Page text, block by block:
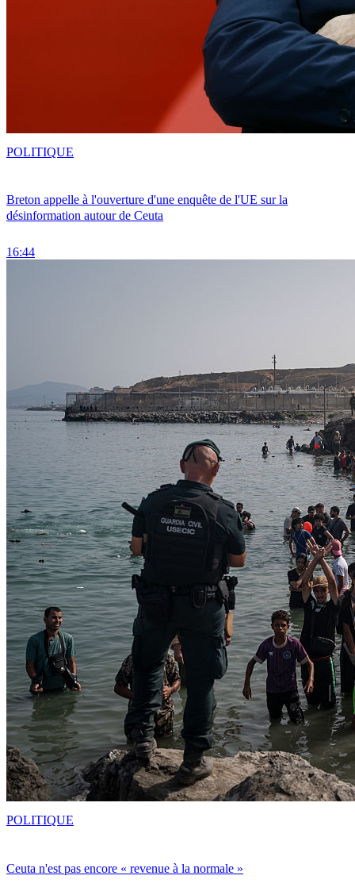
Breton appelle à l'ouverture d'une enquête de l'UE sur la
désinformation autour de Ceuta
16:44
POLITIQUE
Ceuta n'est pas encore « revenue à la normale »
POLITIQUE